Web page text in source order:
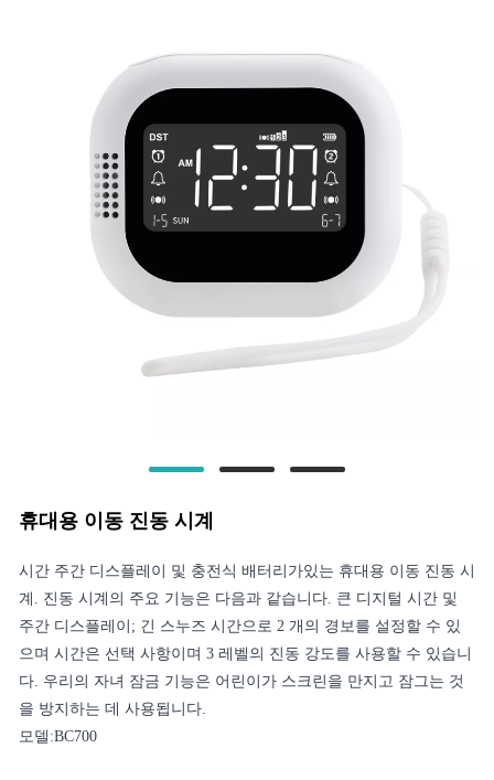
휴대용 이동 진동 시계
시간 주간 디스플레이 및 충전식 배터리가있는 휴대용 이동 진동 시
계. 진동 시계의 주요 기능은 다음과 같습니다. 큰 디지털 시간 및
주간 디스플레이; 긴 스누즈 시간으로 2 개의 경보를 설정할 수 있
으며 시간은 선택 사항이며 3 레벨의 진동 강도를 사용할 수 있습니
다. 우리의 자녀 잠금 기능은 어린이가 스크린을 만지고 잠그는 것
을 방지하는 데 사용됩니다.
모델:BC700